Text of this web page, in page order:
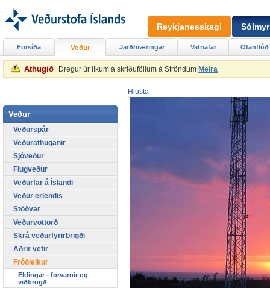
Athugið Dregur úr líkum á skriðuföllum á Ströndum Meira
Hlusta
Forsíða Veður Jarðhræringar Vatnafar Ofanflóð
Veður
Veðurspár
Veðurathuganir
Sjóveður
Flugveður
Veðurfar á Íslandi
Veður erlendis
Stöðvar
Veðurvottorð
Skrá veðurfyrirbrigði
Aðrir vefir
Fróðleikur
Eldingar - forvarnir og
viðbrögð
Reykjanesskagi